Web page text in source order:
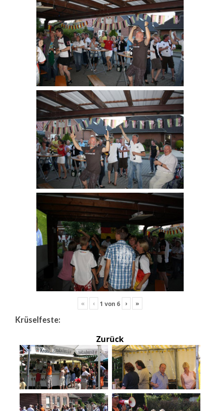
« ‹ 1 von 6 › »
Krüselfeste:
Zurück